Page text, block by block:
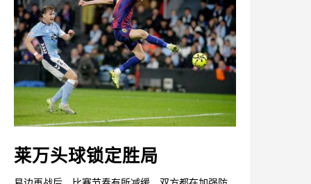
莱万头球锁定胜局